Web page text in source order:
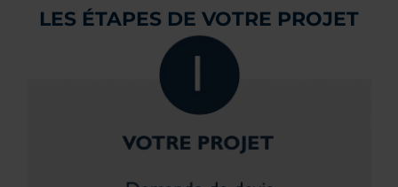
LES ÉTAPES DE VOTRE PROJET